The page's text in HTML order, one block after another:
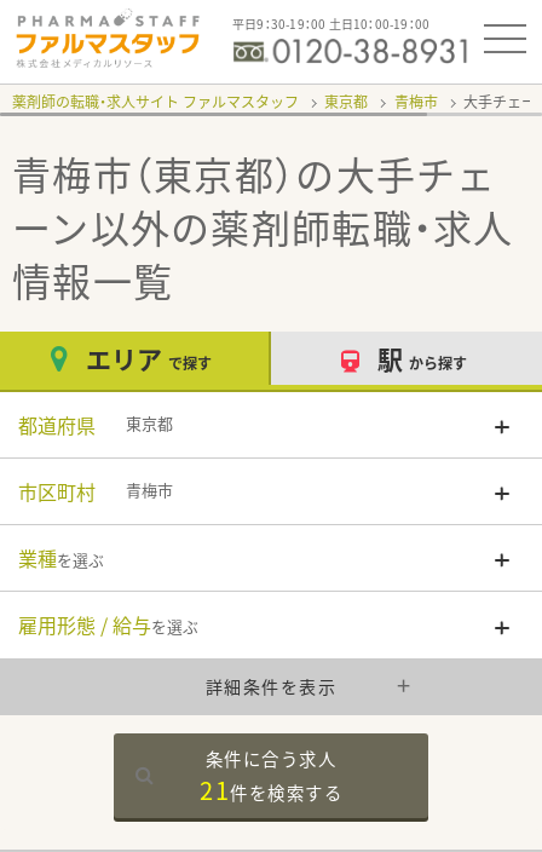
平日9：30-19：00 土日10：00-19：00
薬剤師の転職・求人サイト ファルマスタッフ 東京都 青梅市 大手チェー
青梅市（東京都）の大手チェ
ーン以外の薬剤師転職・求人
情報一覧
エリア で探す 駅 から探す
都道府県 東京都
市区町村 青梅市
業種を選ぶ
雇用形態 / 給与を選ぶ
詳細条件を表示
条件に合う求人
21件を検索する